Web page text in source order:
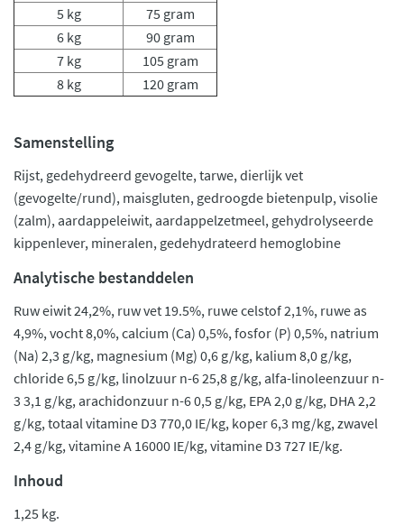
5 kg
75 gram
6 kg
90 gram
7 kg
105 gram
8 kg
120 gram
Samenstelling
Rijst, gedehydreerd gevogelte, tarwe, dierlijk vet
(gevogelte/rund), maisgluten, gedroogde bietenpulp, visolie
(zalm), aardappeleiwit, aardappelzetmeel, gehydrolyseerde
kippenlever, mineralen, gedehydrateerd hemoglobine
Analytische bestanddelen
Ruw eiwit 24,2%, ruw vet 19.5%, ruwe celstof 2,1%, ruwe as
4,9%, vocht 8,0%, calcium (Ca) 0,5%, fosfor (P) 0,5%, natrium
(Na) 2,3 g/kg, magnesium (Mg) 0,6 g/kg, kalium 8,0 g/kg,
chloride 6,5 g/kg, linolzuur n-6 25,8 g/kg, alfa-linoleenzuur n-
3 3,1 g/kg, arachidonzuur n-6 0,5 g/kg, EPA 2,0 g/kg, DHA 2,2
g/kg, totaal vitamine D3 770,0 IE/kg, koper 6,3 mg/kg, zwavel
2,4 g/kg, vitamine A 16000 IE/kg, vitamine D3 727 IE/kg.
Inhoud
1,25 kg.